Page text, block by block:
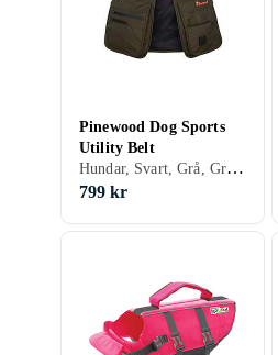
Pinewood Dog Sports
Utility Belt
Hundar, Svart, Grå, Grön, L, XL
799 kr